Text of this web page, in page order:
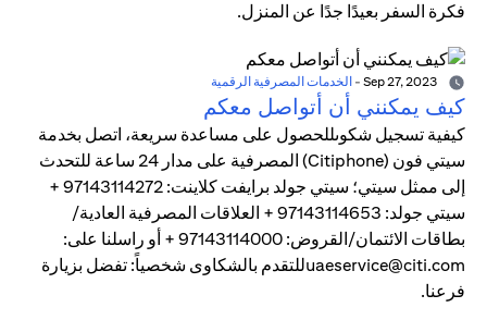
فكرة السفر بعيدًا جدًا عن المنزل.
- الخدمات المصرفية الرقمية
كيف يمكنني أن أتواصل معكم
كيفية تسجيل شكوىللحصول على مساعدة سريعة، اتصل بخدمة
سيتي فون (Citiphone) المصرفية على مدار 24 ساعة للتحدث
إلى ممثل سيتي؛ سيتي جولد برايفت كلاينت: 97143114272 +
سيتي جولد: 97143114653 + العلاقات المصرفية العادية/
بطاقات الائتمان/القروض: 97143114000 + أو راسلنا على:
uaeservice@citi.comللتقدم بالشكاوى شخصياً: تفضل بزيارة
فرعنا.